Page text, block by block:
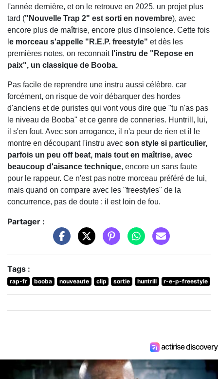
l'année dernière, et on le retrouve en 2025, un projet plus
tard ("Nouvelle Trap 2" est sorti en novembre), avec
encore plus de maîtrise, encore plus d'insolence. Cette fois
e morceau s'appelle "R.E.P. freestyle" et dès les
premières notes, on reconnait l'instru de "Repose en
paix", un classique de Booba.
Pas facile de reprendre une instru aussi célèbre, car
forcément, on risque de voir débarquer des hordes
d'anciens et de puristes qui vont vous dire que "tu n'as pas
le niveau de Booba" et ce genre de conneries. Huntrill, lui,
il s'en fout. Avec son arrogance, il n'a peur de rien et il le
montre en découpant l'instru avec son style si particulier,
parfois un peu off beat, mais tout en maîtrise, avec
beaucoup d'aisance technique, encore un sans faute
pour le rappeur. Ce n'est pas notre morceau préféré de lui,
mais quand on compare avec les "freestyles" de la
concurrence, pas de doute : il est loin de fou.
Partager :
Tags :
rap-fr booba nouveaute clip sortie huntrill r-e-p-freestyle